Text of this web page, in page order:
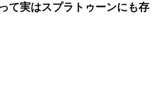
て実はスプラトゥーンにも存